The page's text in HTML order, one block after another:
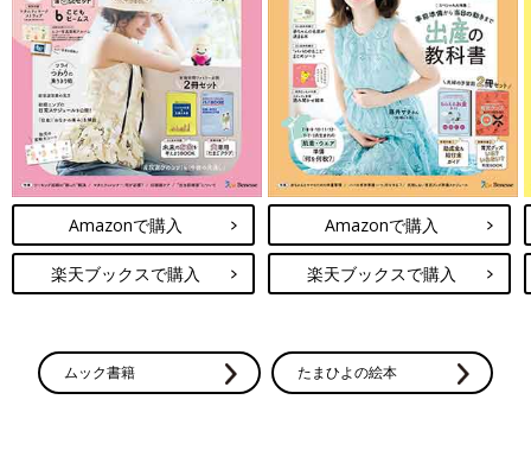
Amazonで購入
楽天ブックスで購入
Amazonで購入
楽天ブックスで購入
ムック書籍 たまひよの絵本